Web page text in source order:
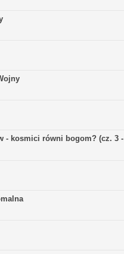
- kosmici równi bogom? (cz. 3 -